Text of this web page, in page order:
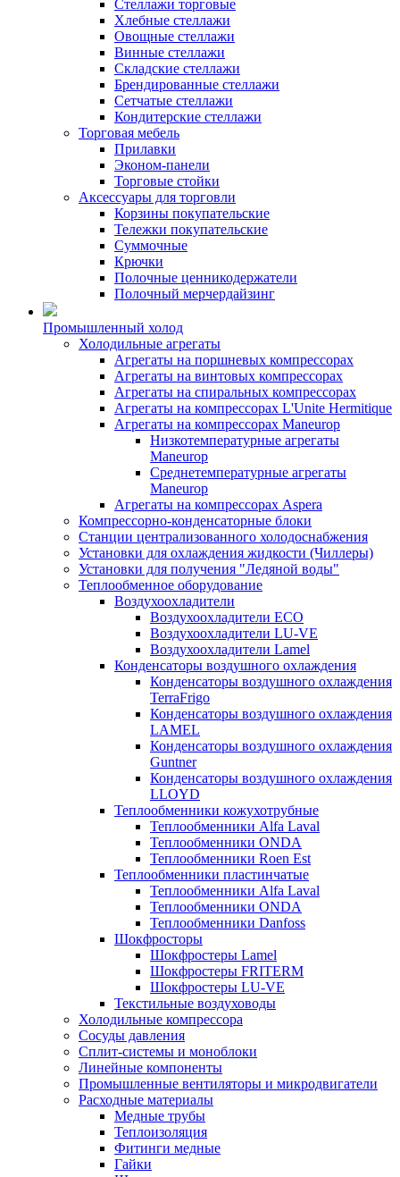
Стеллажи торговые
Хлебные стеллажи
Овощные стеллажи
Винные стеллажи
Складские стеллажи
Брендированные стеллажи
Сетчатые стеллажи
Кондитерские стеллажи
Торговая мебель
Прилавки
Эконом-панели
Торговые стойки
Аксессуары для торговли
Корзины покупательские
Тележки покупательские
Суммочные
Крючки
Полочные ценникодержатели
Полочный мерчердайзинг
Промышленный холод
Холодильные агрегаты
Агрегаты на поршневых компрессорах
Агрегаты на винтовых компрессорах
Агрегаты на спиральных компрессорах
Агрегаты на компрессорах L'Unite Hermitique
Агрегаты на компрессорах Maneurop
Низкотемпературные агрегаты
Maneurop
Среднетемпературные агрегаты
Maneurop
Агрегаты на компрессорах Aspera
Компрессорно-конденсаторные блоки
Станции централизованного холодоснабжения
Установки для охлаждения жидкости (Чиллеры)
Установки для получения "Ледяной воды"
Теплообменное оборудование
Воздухоохладители
Воздухоохладители EСО
Воздухоохладители LU-VE
Воздухоохладители Lamel
Конденсаторы воздушного охлаждения
Конденсаторы воздушного охлаждения
TerraFrigo
Конденсаторы воздушного охлаждения
LAMEL
Конденсаторы воздушного охлаждения
Guntner
Конденсаторы воздушного охлаждения
LLOYD
Теплообменники кожухотрубные
Теплообменники Alfa Laval
Теплообменники ONDA
Теплообменники Roen Est
Теплообменники пластинчатые
Теплообменники Alfa Laval
Теплообменники ONDA
Теплообменники Danfoss
Шокфросторы
Шокфростеры Lamel
Шокфростеры FRITERM
Шокфростеры LU-VE
Текстильные воздуховоды
Холодильные компрессора
Сосуды давления
Cплит-системы и моноблоки
Линейные компоненты
Промышленные вентиляторы и микродвигатели
Расходные материалы
Медные трубы
Теплоизоляция
Фитинги медные
Гайки